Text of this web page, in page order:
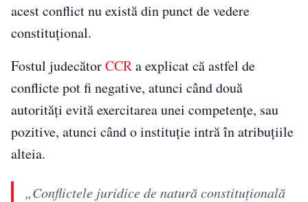
acest conflict nu există din punct de vedere
constituțional.
Fostul judecătorCCRa explicat că astfel de
conflicte pot fi negative, atunci când două
autorități evită exercitarea unei competențe, sau
pozitive, atunci când o instituție intră în atribuțiile
alteia.
„Conflictele juridice de natură constituțională